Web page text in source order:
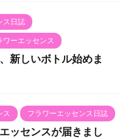
ス日誌
ワーエッセンス
新しいボトル始めま
ス フラワーエッセンス日誌
ッセンスが届きまし